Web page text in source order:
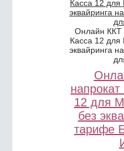
Онлайн ККТ
Касса 12 для
эквайринга
12 для
без
тарифе